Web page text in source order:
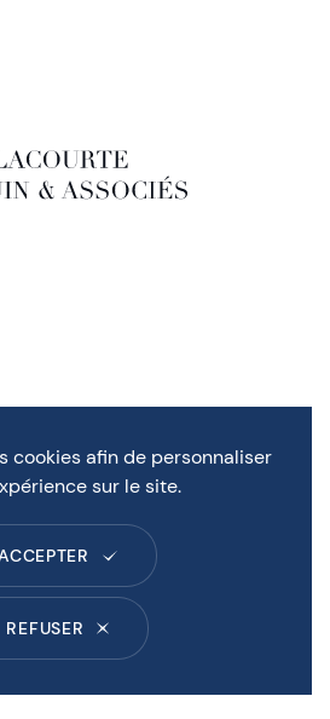
RAQUIN & ASSOCIÉS
cookies afin de personnaliser
sur le site.
REFUSER